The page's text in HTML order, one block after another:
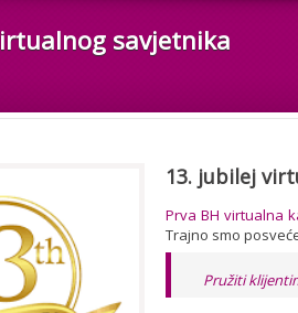
savjetnika
13. jubilej
Prva BH virtualna
Trajno smo
Pružiti